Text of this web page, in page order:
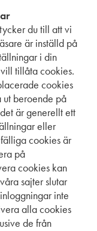
du till att vi
är inställd på
i din
tillåta cookies.
cookies
ut beroende på
är generellt ett
eller
cookies är
på
cookies kan
sajter slutar
inte
alla cookies
de från